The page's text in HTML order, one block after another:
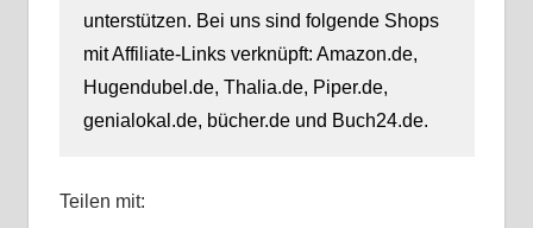
unterstützen. Bei uns sind folgende Shops
mit Affiliate-Links verknüpft: Amazon.de,
Hugendubel.de, Thalia.de, Piper.de,
genialokal.de, bücher.de und Buch24.de.
Teilen mit: